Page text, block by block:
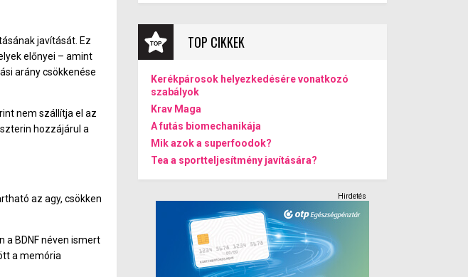
javítását. Ez
előnyei – amint
arány csökkenése
nem szállítja el az
hozzájárul a
az agy, csökken
a BDNF néven ismert
a memória
TOP CIKKEK
Kerékpárosok helyezkedésére vonatkozó
szabályok
Krav Maga
A futás biomechanikája
Mik azok a superfoodok?
Tea a sportteljesítmény javítására?
Hirdetés